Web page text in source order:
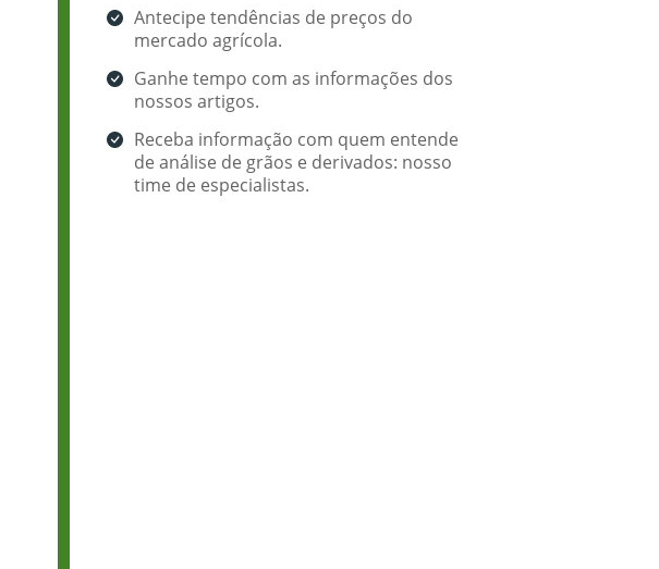
Antecipe tendências de preços do
mercado agrícola.
Ganhe tempo com as informações dos
nossos artigos.
Receba informação com quem entende
de análise de grãos e derivados: nosso
time de especialistas.